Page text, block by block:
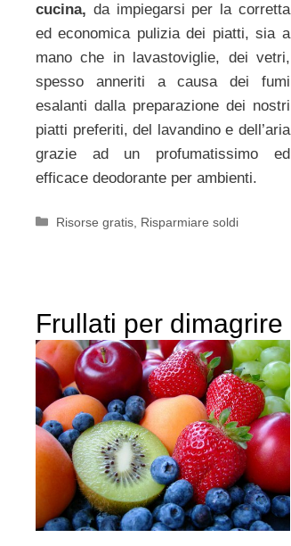
cucina, da impiegarsi per la corretta
ed economica pulizia dei piatti, sia a
mano che in lavastoviglie, dei vetri,
spesso anneriti a causa dei fumi
esalanti dalla preparazione dei nostri
piatti preferiti, del lavandino e dell’aria
grazie ad un profumatissimo ed
efficace deodorante per ambienti.
Categorie
Risorse gratis Risparmiare soldi
Frullati per dimagrire